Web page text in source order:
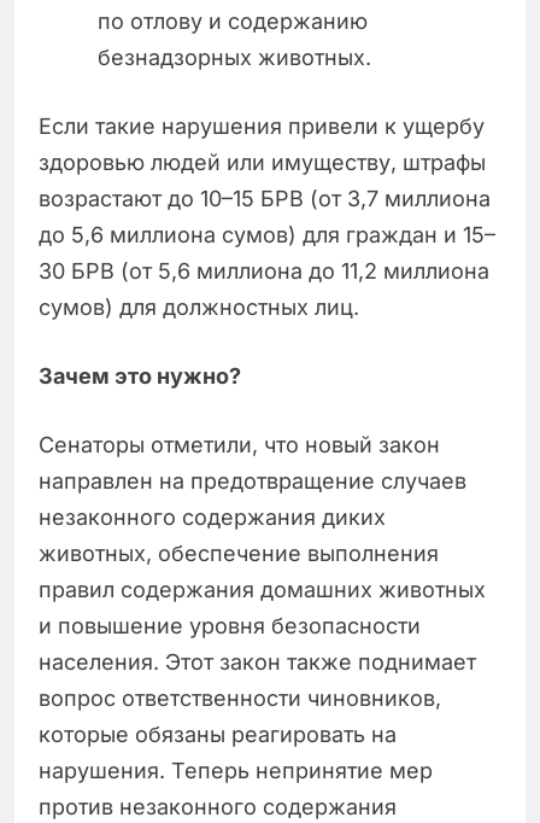
по отлову и содержанию
безнадзорных животных.
Если такие нарушения привели к ущербу
здоровью людей или имуществу, штрафы
возрастают до 10–15 БРВ (от 3,7 миллиона
до 5,6 миллиона сумов) для граждан и 15–
30 БРВ (от 5,6 миллиона до 11,2 миллиона
сумов) для должностных лиц.
Зачем это нужно?
Сенаторы отметили, что новый закон
направлен на предотвращение случаев
незаконного содержания диких
животных, обеспечение выполнения
правил содержания домашних животных
и повышение уровня безопасности
населения. Этот закон также поднимает
вопрос ответственности чиновников,
которые обязаны реагировать на
нарушения. Теперь непринятие мер
против незаконного содержания